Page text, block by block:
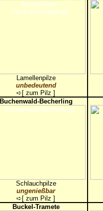
Lamellenpilze
unbedeutend
➪[ zum Pilz ]
Buchenwald-Becherling
Schlauchpilze
ungenießbar
➪[ zum Pilz ]
Buckel-Tramete